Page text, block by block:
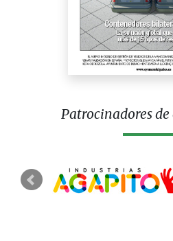
Patrocinadores